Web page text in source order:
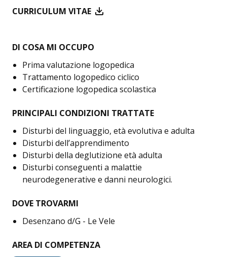
CURRICULUM VITAE
DI COSA MI OCCUPO
Prima valutazione logopedica
Trattamento logopedico ciclico
Certificazione logopedica scolastica
PRINCIPALI CONDIZIONI TRATTATE
Disturbi del linguaggio, età evolutiva e adulta
Disturbi dell’apprendimento
Disturbi della deglutizione età adulta
Disturbi conseguenti a malattie
neurodegenerative e danni neurologici.
DOVE TROVARMI
Desenzano d/G - Le Vele
AREA DI COMPETENZA